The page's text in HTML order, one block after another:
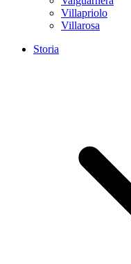
Villapriolo
Villarosa
Storia